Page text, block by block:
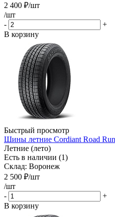
2 400 ₽/шт
/шт
-
+
В корзину
Быстрый просмотр
Шины летние Cordiant Road
Летние (лето)
Есть в наличии (1)
Склад: Воронеж
2 500 ₽/шт
/шт
-
+
В корзину